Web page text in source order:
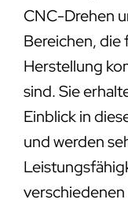
CNC-Drehen
Bereichen, die
Herstellung
sind. Sie
Einblick in
und werden